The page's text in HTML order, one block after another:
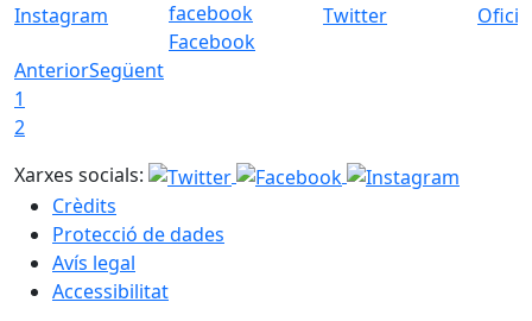
Instagram
Facebook
Twitter
AnteriorSegüent
1
2
Xarxes socials:
Crèdits
Protecció de dades
Avís legal
Accessibilitat